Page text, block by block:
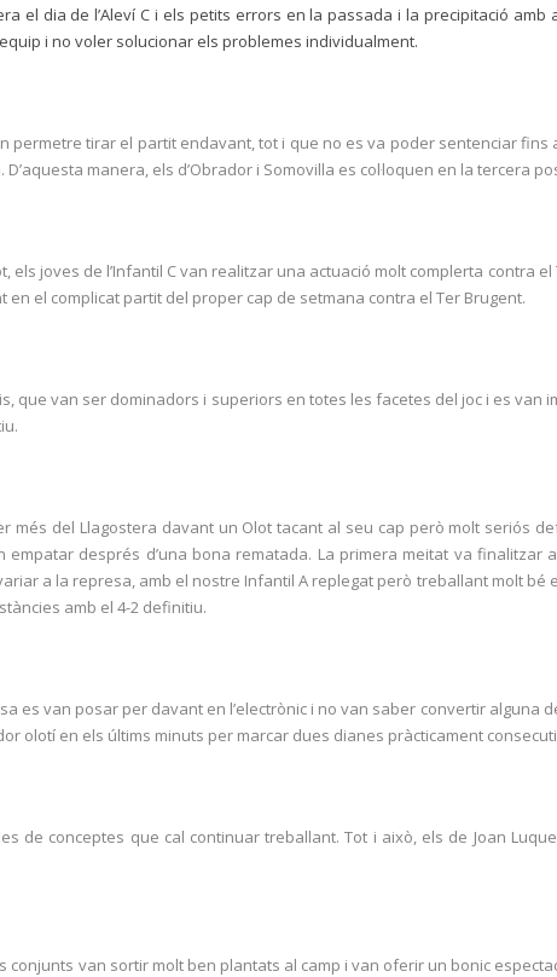
el dia de l’Aleví C i els petits errors en la passada i la precipitació
i no voler solucionar els problemes individualment.
permetre tirar el partit endavant, tot i que no es va poder sentenciar
manera, els d’Obrador i Somovilla es col·loquen en la tercera
joves de l’Infantil C van realitzar una actuació molt complerta contra
en el complicat partit del proper cap de setmana contra el Ter Brugent.
que van ser dominadors i superiors en totes les facetes del joc i es
més del Llagostera davant un Olot tacant al seu cap però molt seriós
després d’una bona rematada. La primera meitat va
a la represa, amb el nostre Infantil A replegat però treballant molt
amb el 4-2 definitiu.
es van posar per davant en l’electrònic i no van saber convertir alguna
olotí en els últims minuts per marcar dues dianes pràcticament
de conceptes que cal continuar treballant. Tot i això, els de Joan
conjunts van sortir molt ben plantats al camp i van oferir un bonic